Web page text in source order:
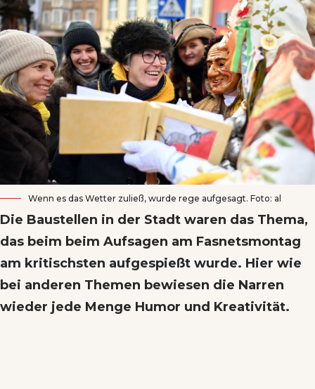
Wenn es das Wetter zuließ, wurde rege aufgesagt. Foto: al
Die Baustellen in der Stadt waren das Thema,
das beim beim Aufsagen am Fasnetsmontag
am kritischsten aufgespießt wurde. Hier wie
bei anderen Themen bewiesen die Narren
wieder jede Menge Humor und Kreativität.